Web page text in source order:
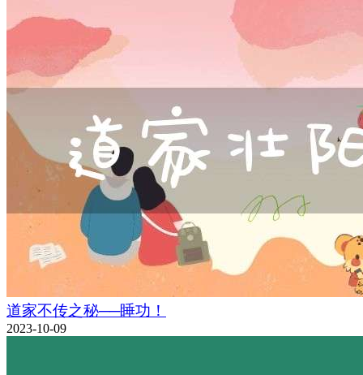
道家不传之秘──睡功！
2023-10-09